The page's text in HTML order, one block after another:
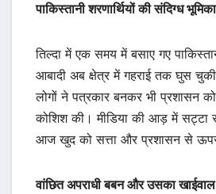
पाकिस्तानी शरणार्थियों की संदिग्ध भूमिका
तिल्दा में एक समय में बसाए गए
आबादी अब क्षेत्र में गहराई तक घुस
लोगों ने पत्रकार बनकर भी प्रशासन
कोशिश की। मीडिया की आड़ में सट्टा
आज खुद को सत्ता और प्रशासन से
वांछित अपराधी बबन और उसका खाईवाल